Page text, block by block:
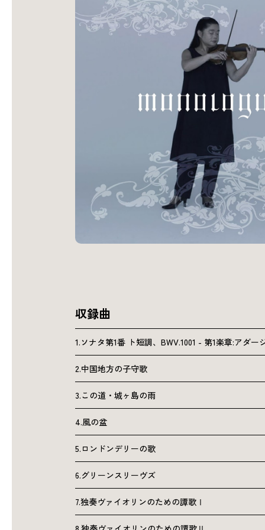
収録曲
1.ソナタ第1番 ト短調、BWV.1001 - 第1楽章:アダー
2.中国地方の子守歌
3.この道・城ヶ島の雨
4.風の盆
5.ロンドンデリーの歌
6.グリーンスリーヴズ
7.独奏ヴァイオリンのための譚歌Ⅰ